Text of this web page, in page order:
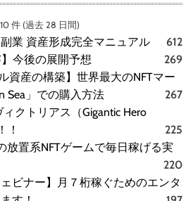
件 (過去 28 日間)
業 資産形成完全マニュアル
612
】今後の展開予想
269
資産の構築】世界最大のNFTマー
Sea」での購入方法
267
クトリアス（Gigantic Hero
！
225
放置系NFTゲームで毎日稼げる実
220
ビナー】月７桁稼ぐためのエンタ